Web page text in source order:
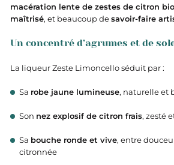
macération lente de zestes de citron bio
maîtrisé, et beaucoup desavoir-faire
Un concentré d’agrumes et de
La liqueur Zeste Limoncello séduit par :
Sa robe jaune lumineuse, naturelle et
Son nez explosif de citron frais, zesté
Sa bouche ronde et vive, entre
citronnée